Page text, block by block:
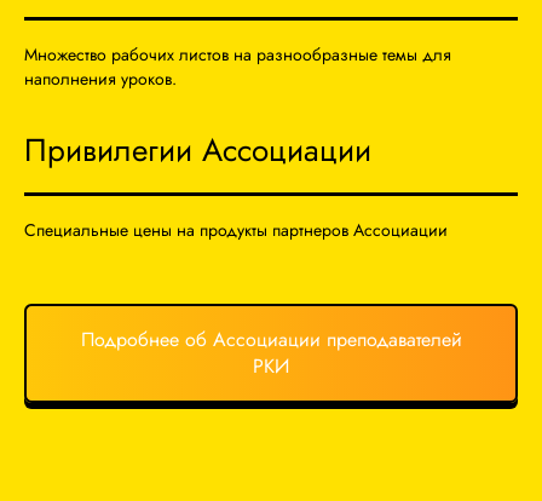
Множество рабочих листов на разнообразные темы для
наполнения уроков.
Привилегии Ассоциации
Специальные цены на продукты партнеров Ассоциации
Подробнее об Ассоциации преподавателей
РКИ